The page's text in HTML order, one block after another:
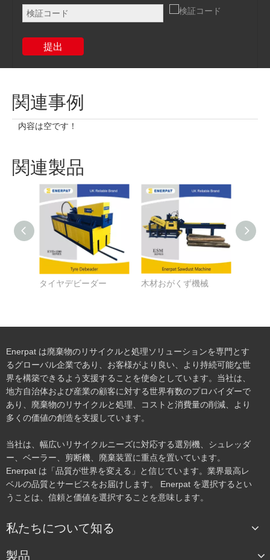
提出
関連事例
内容は空です！
関連製品
タイヤデビーダー 木材おがくず機械
Enerpat は廃棄物のリサイクルと処理ソリューションを専門とす
るグローバル企業であり、お客様がより良い、より持続可能な世
界を構築できるよう支援することを使命としています。当社は、
地方自治体および産業の顧客に対する世界有数のプロバイダーで
あり、廃棄物のリサイクルと処理、コストと消費量の削減、より
多くの価値の創造を支援しています。
当社は、幅広いリサイクルニーズに対応する選別機、シュレッダ
ー、ベーラー、剪断機、廃棄装置に重点を置いています。
Enerpat は「品質が世界を変える」と信じています。業界最高レ
ベルの品質とサービスをお届けします。 Enerpat を選択するとい
うことは、信頼と価値を選択することを意味します。
私たちについて知る
製品